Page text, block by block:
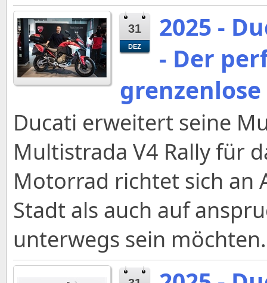
31
DEZ
2025 -
- Der
Ducati erweitert seine
Multistrada V4 Rally für
Motorrad richtet sich an
Stadt als auch auf
unterwegs sein möchten.